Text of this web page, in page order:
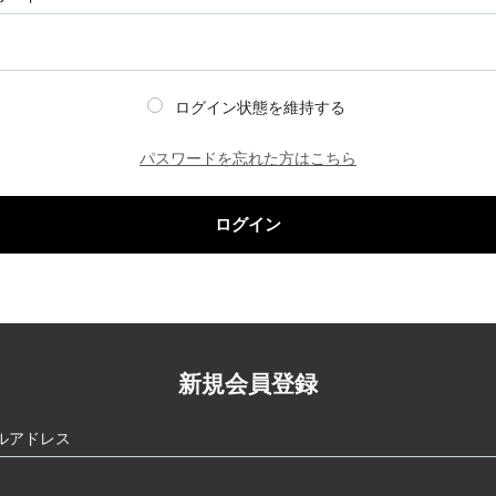
ログイン状態を維持する
パスワードを忘れた方はこちら
ログイン
新規会員登録
アドレス